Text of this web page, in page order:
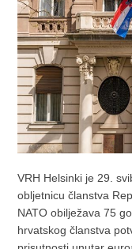
VRH Helsinki je 29.
obljetnicu članstva
NATO obilježava 75
hrvatskog članstva